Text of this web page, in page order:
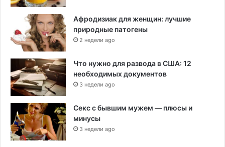
Афродизиак для женщин: лучшие
природные патогены
2 недели ago
Что нужно для развода в США: 12
необходимых документов
3 недели ago
Секс с бывшим мужем — плюсы и
минусы
3 недели ago